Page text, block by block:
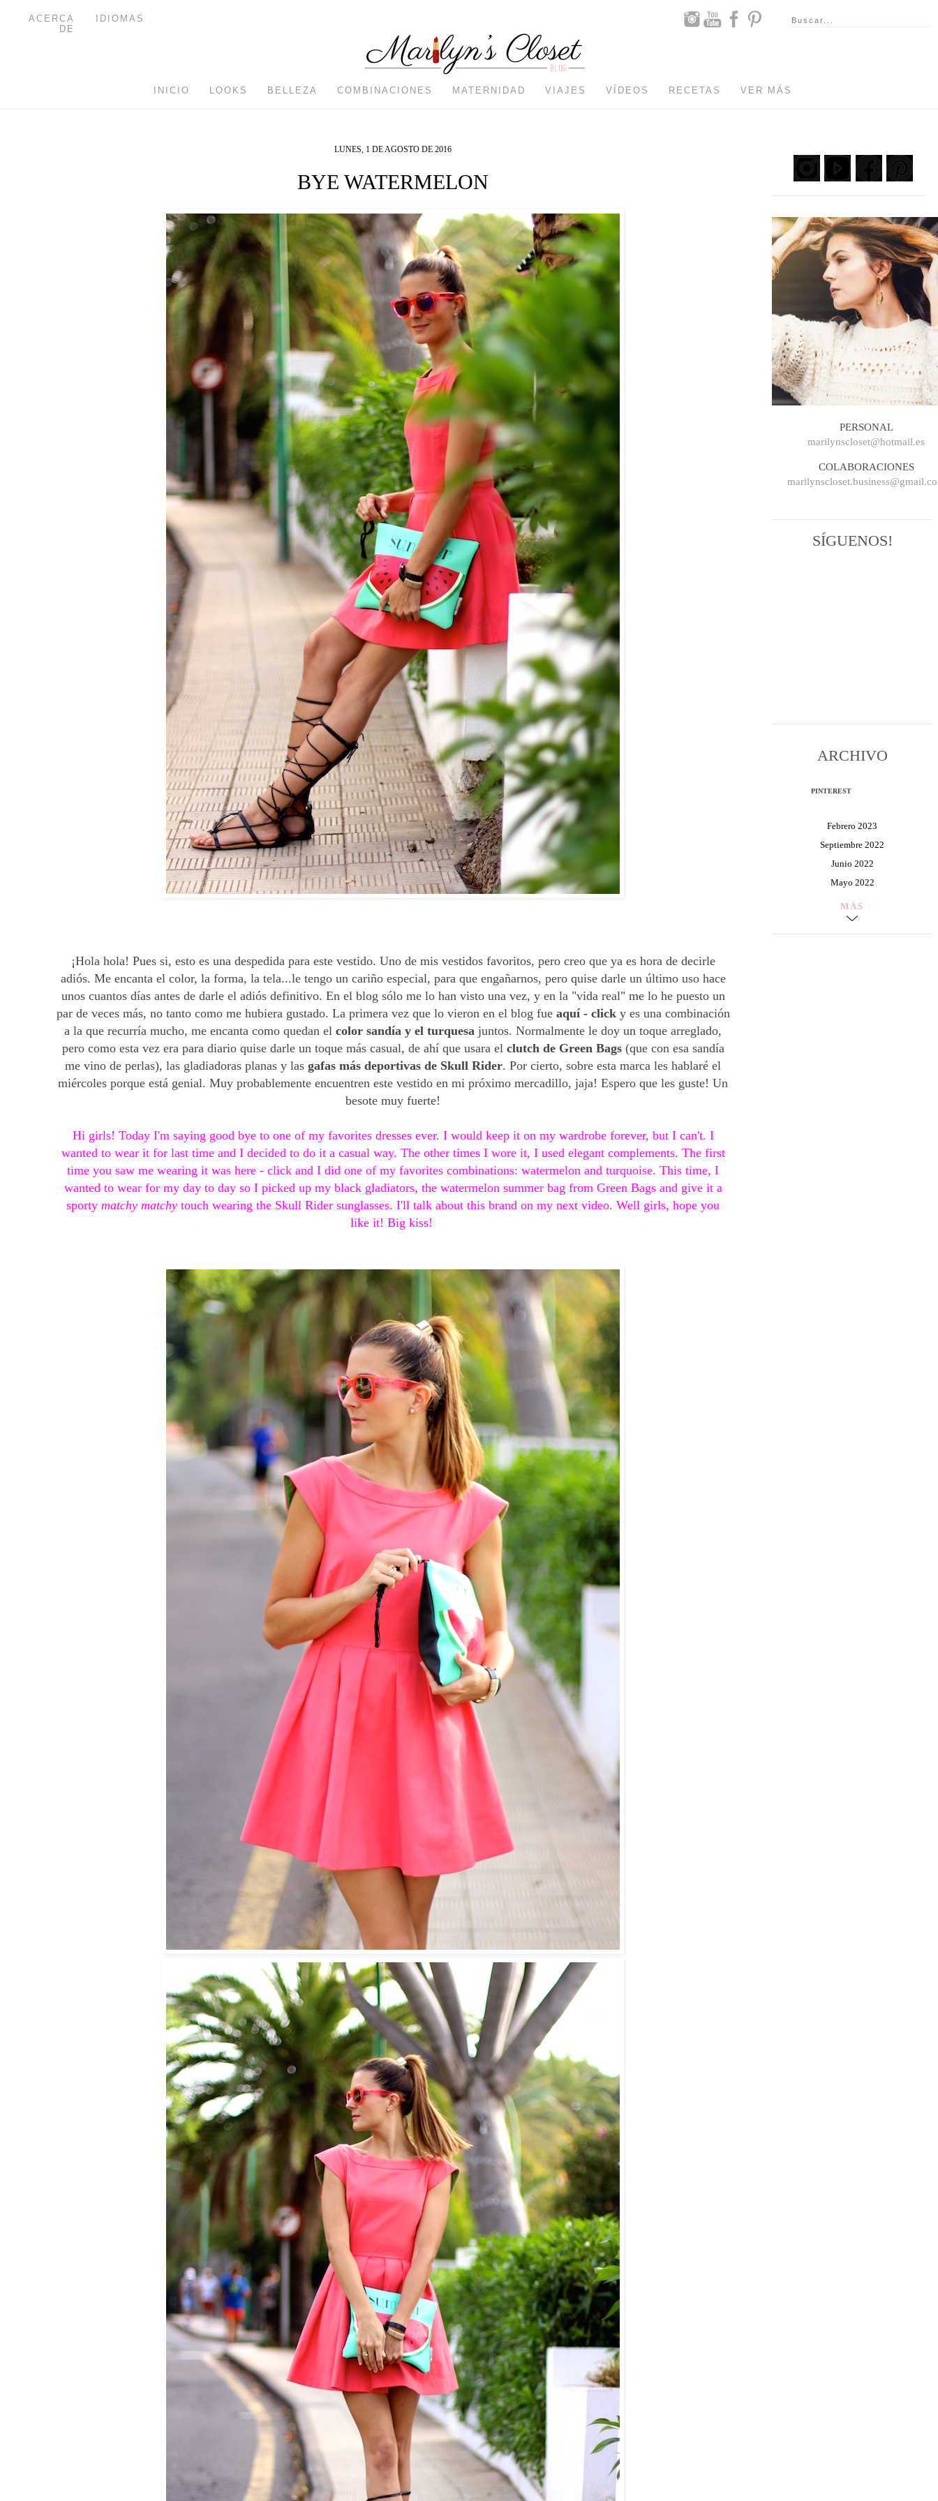
ACERCA
DE
IDIOMAS
INICIO LOOKS BELLEZA COMBINACIONES MATERNIDAD VIAJES VÍDEOS RECETAS VER MÁS
LUNES, 1 DE AGOSTO DE 2016
BYE WATERMELON
¡Hola hola! Pues si, esto es una despedida para este vestido. Uno de mis vestidos favoritos, pero creo que ya es hora de decirle
adiós. Me encanta el color, la forma, la tela...le tengo un cariño especial, para que engañarnos, pero quise darle un último uso hace
unos cuantos días antes de darle el adiós definitivo. En el blog sólo me lo han visto una vez, y en la "vida real" me lo he puesto un
par de veces más, no tanto como me hubiera gustado. La primera vez que lo vieron en el blog fueaquí - clicky es una combinación
a la que recurría mucho, me encanta como quedan elcolor sandía y el turquesa juntos. Normalmente le doy un toque arreglado,
pero como esta vez era para diario quise darle un toque más casual, de ahí que usara el clutch de Green Bags(que con esa sandía
me vino de perlas), las gladiadoras planas y las gafas más deportivas de Skull Rider. Por cierto, sobre esta marca les hablaré el
miércoles porque está genial. Muy probablemente encuentren este vestido en mi próximo mercadillo, jaja! Espero que les guste! Un
besote muy fuerte!
Hi girls! Today I'm saying good bye to one of my favorites dresses ever. I would keep it on my wardrobe forever, but I can't. I
wanted to wear it for last time and I decided to do it a casual way. The other times I wore it, I used elegant complements. The first
time you saw me wearing it was here - click and I did one of my favorites combinations: watermelon and turquoise. This time, I
wanted to wear for my day to day so I picked up my black gladiators, the watermelon summer bag from Green Bags and give it a
sporty matchy matchytouch wearing the Skull Rider sunglasses. I'll talk about this brand on my next video. Well girls, hope you
like it! Big kiss!
PERSONAL
marilynscloset@hotmail.es
COLABORACIONES
SÍGUENOS!
ARCHIVO
PINTEREST
Febrero 2023
Septiembre 2022
Junio 2022
Mayo 2022
MÁS